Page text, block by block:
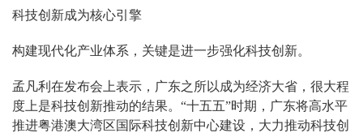
科技创新成为核心引擎
构建现代化产业体系，关键是进一步强化科技创新。
孟凡利在发布会上表示，广东之所以成为经济大省，很大程
度上是科技创新推动的结果。“十五五”时期，广东将高水平
推进粤港澳大湾区国际科技创新中心建设，大力推动科技创